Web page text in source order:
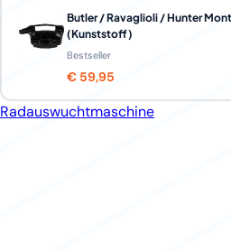
Butler / Ravaglioli / Hunter
(Kunststoff)
Bestseller
€ 59,95
Radauswuchtmaschine